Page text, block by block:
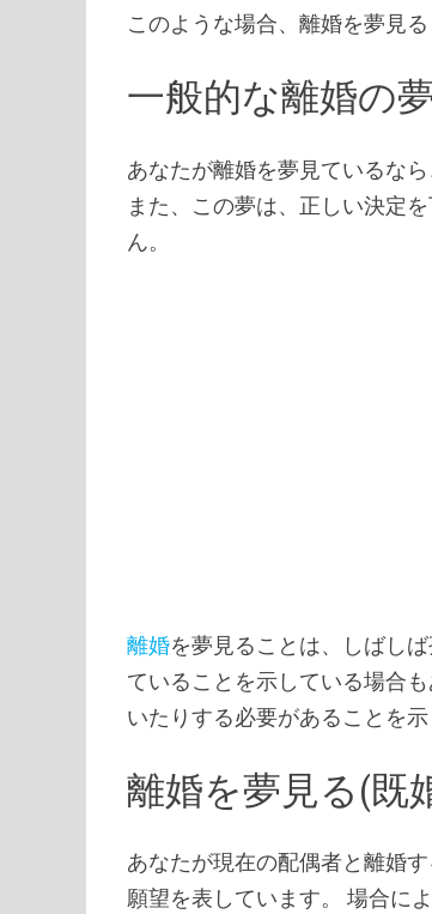
このような場合、離婚を夢見
一般的な離婚の
あなたが離婚を夢見ているな
また、この夢は、正しい決定
ん。
離婚を夢見ることは、しばし
ていることを示している場合
いたりする必要があることを
離婚を夢見る(既
あなたが現在の配偶者と離婚
願望を表しています。 場合に